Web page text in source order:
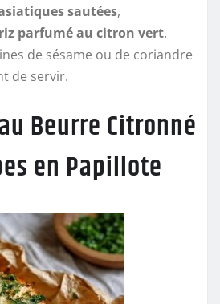
sautées,
riz parfumé au citron vert.
de sésame ou de coriandre
de servir.
Beurre Citronné
en Papillote